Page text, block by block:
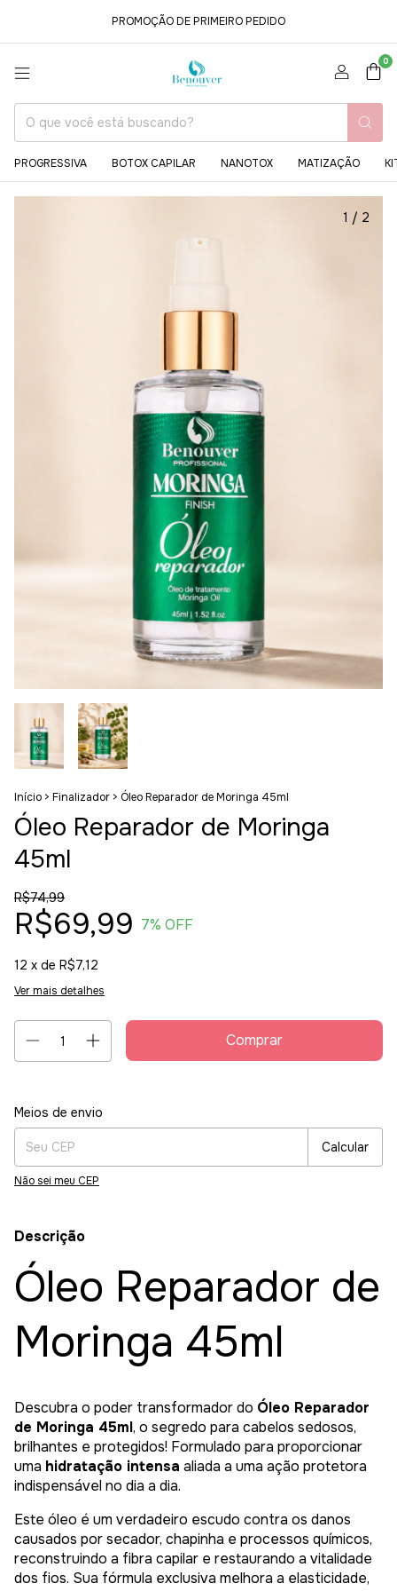
PROMOÇÃO DE PRIMEIRO PEDIDO
0
PROGRESSIVA BOTOX CAPILAR NANOTOX MATIZAÇÃO
1 / 2
Início > Finalizador > Óleo Reparador de Moringa 45ml
Óleo Reparador de Moringa
45ml
R$74,99
R$69,99 7% OFF
12 x de R$7,12
Ver mais detalhes
Entregas para o CEP:
Meios de envio
Calcular
Não sei meu CEP
Descrição
Óleo Reparador de
Moringa 45ml
Descubra o poder transformador do Óleo Reparador
de Moringa 45ml, o segredo para cabelos sedosos,
brilhantes e protegidos! Formulado para proporcionar
uma hidratação intensa aliada a uma ação protetora
indispensável no dia a dia.
Este óleo é um verdadeiro escudo contra os danos
causados por secador, chapinha e processos químicos,
reconstruindo a fibra capilar e restaurando a vitalidade
dos fios. Sua fórmula exclusiva melhora a elasticidade,